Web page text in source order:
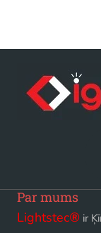
Par mums
Lightstec® ir